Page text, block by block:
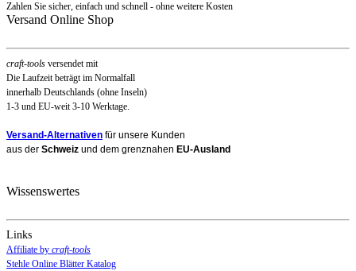
Zahlen Sie sicher, einfach und schnell - ohne weitere Kosten
Versand Online Shop
craft-tools versendet mit
Die Laufzeit beträgt im Normalfall
innerhalb Deutschlands (ohne Inseln)
1-3 und EU-weit 3-10 Werktage.
Versand-Alternativen für unsere Kunden
aus der Schweiz und dem grenznahen EU-Ausland
Wissenswertes
Links
Affiliate by craft-tools
Stehle Online Blätter Katalog